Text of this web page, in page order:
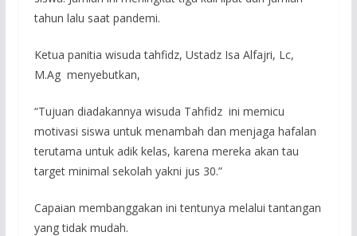
tahun lalu saat pandemi.
Ketua panitia wisuda tahfidz, Ustadz Isa Alfajri, Lc,
M.Ag menyebutkan,
“Tujuan diadakannya wisuda Tahfidz ini memicu
motivasi siswa untuk menambah dan menjaga hafalan
terutama untuk adik kelas, karena mereka akan tau
target minimal sekolah yakni jus 30.”
Capaian membanggakan ini tentunya melalui tantangan
yang tidak mudah.